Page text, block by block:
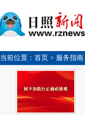
当前位置： 首页 > 服务指南